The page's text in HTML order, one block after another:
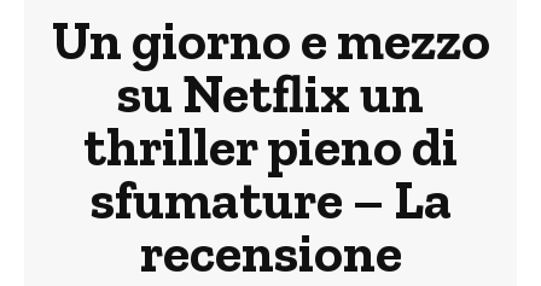
Un giorno e mezzo
su Netflix un
thriller pieno di
sfumature – La
recensione